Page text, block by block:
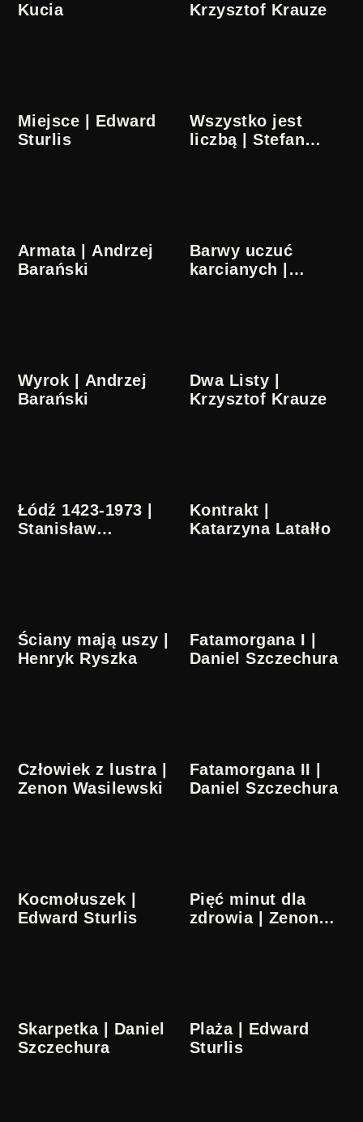
Kucia
Krzysztof Krauze
Miejsce | Edward
Sturlis
Wszystko jest
liczbą | Stefan
Armata | Andrzej
Barański
Barwy uczuć
karcianych |
Wyrok | Andrzej
Barański
Dwa Listy |
Krzysztof Krauze
Łódź 1423-1973 |
Stanisław
Kontrakt |
Katarzyna Latałło
Ściany mają uszy |
Henryk Ryszka
Fatamorgana I |
Daniel Szczechura
Człowiek z lustra |
Zenon Wasilewski
Fatamorgana II |
Daniel Szczechura
Kocmołuszek |
Edward Sturlis
Pięć minut dla
zdrowia | Zenon
Skarpetka | Daniel
Szczechura
Plaża | Edward
Sturlis